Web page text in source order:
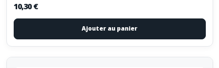
10,30 €
Ajouter au panier